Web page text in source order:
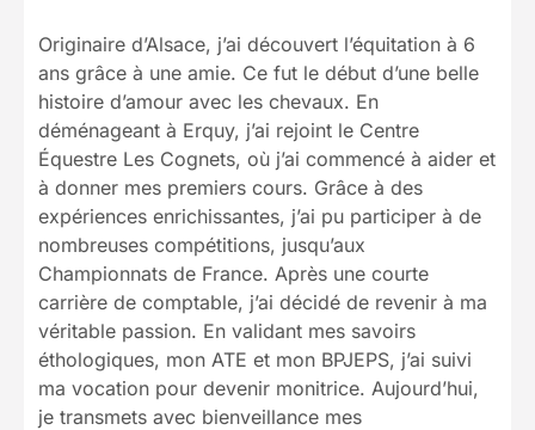
Originaire d’Alsace, j’ai découvert l’équitation à 6
ans grâce à une amie. Ce fut le début d’une belle
histoire d’amour avec les chevaux. En
déménageant à Erquy, j’ai rejoint le Centre
Équestre Les Cognets, où j’ai commencé à aider et
à donner mes premiers cours. Grâce à des
expériences enrichissantes, j’ai pu participer à de
nombreuses compétitions, jusqu’aux
Championnats de France. Après une courte
carrière de comptable, j’ai décidé de revenir à ma
véritable passion. En validant mes savoirs
éthologiques, mon ATE et mon BPJEPS, j’ai suivi
ma vocation pour devenir monitrice. Aujourd’hui,
je transmets avec bienveillance mes